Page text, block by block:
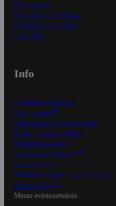
Näin maksat
Näin tilaat ja muokkaat
Kaikki ohjeet ja vinkit
In English
Info
S-Business yrityksille
Oiva-raportit
Osuuskauppojen yhteystiedot
Tilaus- ja toimitusehdot
Tietosuojakäytäntö
Palvelun käyttöehdot
Saavutettavuus
Mobiilisovelluksen saavutettavuus
Mainostajalle
Muuta evästeasetuksia